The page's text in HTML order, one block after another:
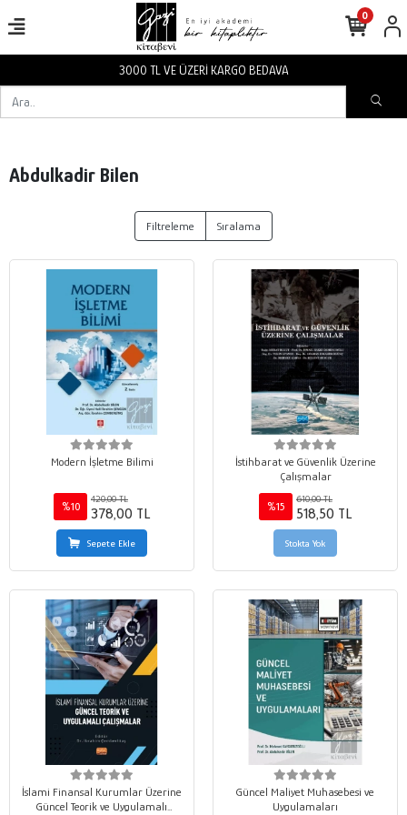
3000 TL VE ÜZERİ KARGO BEDAVA
0
Abdulkadir Bilen
Filtreleme Sıralama
Modern İşletme Bilimi
%10
420,00 TL
378,00 TL
Sepete Ekle
İstihbarat ve Güvenlik Üzerine
Çalışmalar
%15
610,00 TL
518,50 TL
Stokta Yok
İslami Finansal Kurumlar Üzerine
Güncel Teorik ve Uygulamalı
Güncel Maliyet Muhasebesi ve
Uygulamaları